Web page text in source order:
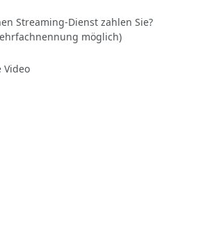
Streaming-Dienst zahlen Sie?
möglich)
Video